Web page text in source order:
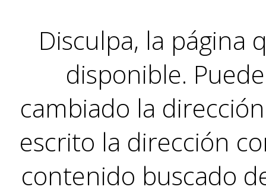
Disculpa, la página
disponible.
cambiado la
escrito la dirección
contenido buscado